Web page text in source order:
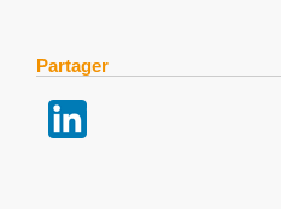
Partager